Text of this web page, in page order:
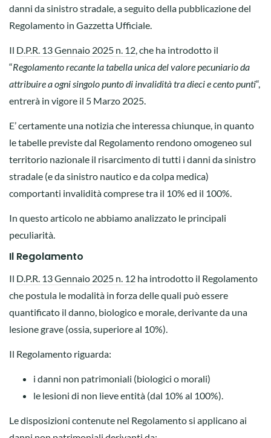
danni da sinistro stradale, a seguito della pubblicazione del
Regolamento in Gazzetta Ufficiale.
Il D.P.R. 13 Gennaio 2025 n. 12, che ha introdotto il
“Regolamento recante la tabella unica del valore pecuniario da
attribuire a ogni singolo punto di invaliditàtra dieci e cento punti“,
entrerà in vigore il 5 Marzo 2025.
E’ certamente una notizia che interessa chiunque, in quanto
le tabelle previste dal Regolamento rendono omogeneo sul
territorio nazionale il risarcimento di tutti i danni da sinistro
stradale (e da sinistro nautico e da colpa medica)
comportanti invalidità comprese tra il 10% ed il 100%.
In questo articolo ne abbiamo analizzato le principali
peculiarità.
Il Regolamento
Il D.P.R. 13 Gennaio 2025 n. 12 ha introdotto il Regolamento
che postula le modalità in forza delle quali può essere
quantificato il danno, biologico e morale, derivante da una
lesione grave (ossia, superiore al 10%).
Il Regolamento riguarda:
i danni non patrimoniali (biologici o morali)
le lesioni di non lieve entità (dal 10% al 100%).
Le disposizioni contenute nel Regolamento si applicano ai